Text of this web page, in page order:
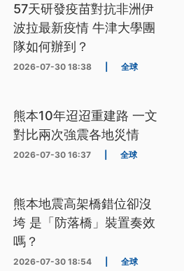
57天研發疫苗對抗非洲伊
波拉最新疫情 牛津大學團
隊如何辦到？
2026-07-30 18:38 全球
熊本10年迢迢重建路 一文
對比兩次強震各地災情
2026-07-30 16:37 全球
熊本地震高架橋錯位卻沒
垮 是「防落橋」裝置奏效
嗎？
2026-07-30 18:54 全球